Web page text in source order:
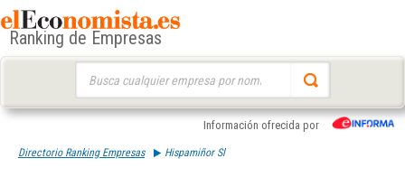
Ranking de Empresas
Información ofrecida por
Directorio Ranking Empresas Hispamiñor Sl